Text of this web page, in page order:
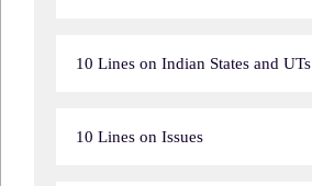
10 Lines on Indian States and UTs
10 Lines on Issues